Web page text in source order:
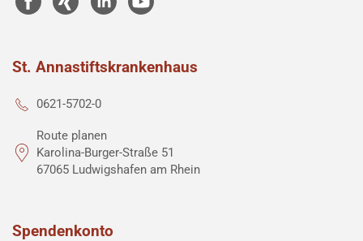
St. Annastiftskrankenhaus
0621-5702-0
Route planen
Karolina-Burger-Straße 51
67065 Ludwigshafen am Rhein
Spendenkonto